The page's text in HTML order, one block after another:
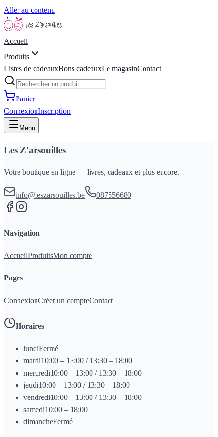
Aller au contenu
Accueil
Produits
Listes de cadeauxBons cadeauxLe magasinContact
Panier
ConnexionInscription
Menu
Les Z'arsouilles
Votre boutique en ligne — livres, cadeaux et plus encore.
info@leszarsouilles.be 087556680
Navigation
AccueilProduitsMon compte
Pages
ConnexionCréer un compteContact
Horaires
lundiFermé
mardi10:00 – 13:00 / 13:30 – 18:00
mercredi10:00 – 13:00 / 13:30 – 18:00
jeudi10:00 – 13:00 / 13:30 – 18:00
vendredi10:00 – 13:00 / 13:30 – 18:00
samedi10:00 – 18:00
dimancheFermé